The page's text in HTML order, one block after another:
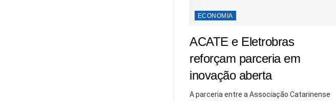
ECONOMIA
ACATE e Eletrobras
reforçam parceria em
inovação aberta
A parceria entre a Associação Catarinense